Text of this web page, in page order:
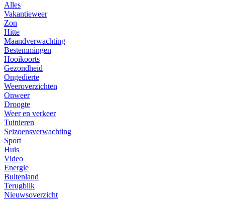
Alles
Vakantieweer
Zon
Hitte
Maandverwachting
Bestemmingen
Hooikoorts
Gezondheid
Ongedierte
Weeroverzichten
Onweer
Droogte
Weer en verkeer
Tuinieren
Seizoensverwachting
Sport
Huis
Video
Energie
Buitenland
Terugblik
Nieuwsoverzicht